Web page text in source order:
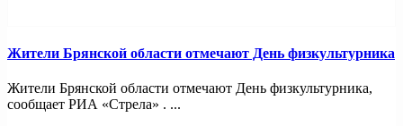
Жители Брянской области отмечают День физкультурника
Жители Брянской области отмечают День физкультурника,
сообщает РИА «Стрела» . ...